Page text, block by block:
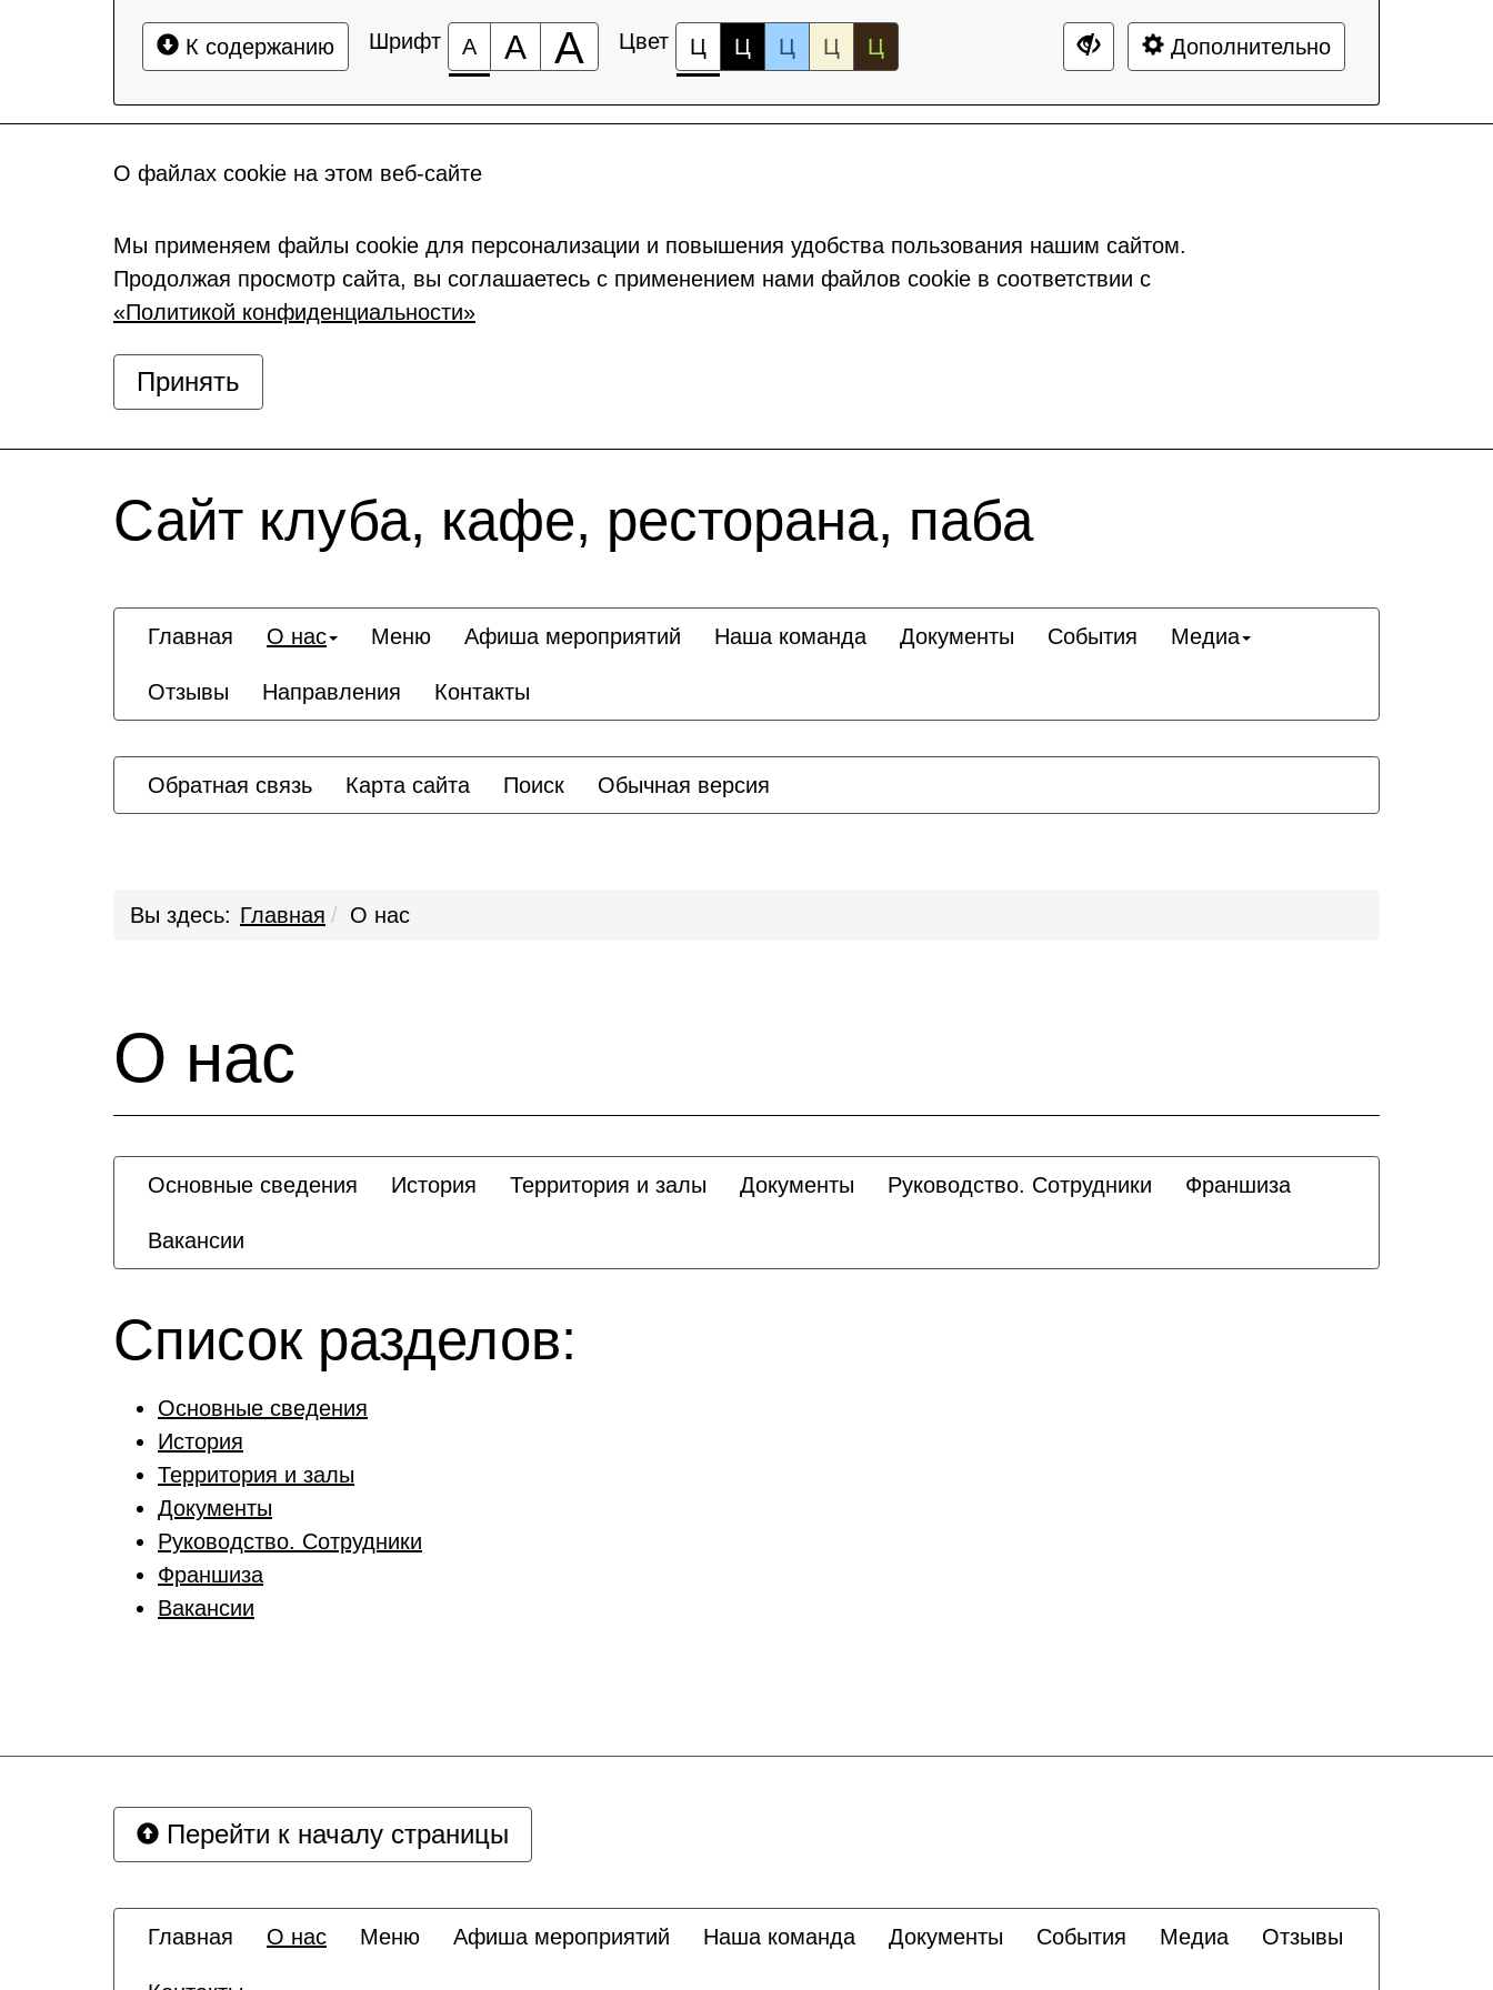
К содержанию Шрифт А А А Цвет Ц Ц Ц Ц Ц Дополнительно
О файлах cookie на этом веб-сайте
Мы применяем файлы cookie для персонализации и повышения удобства пользования нашим сайтом.
Продолжая просмотр сайта, вы соглашаетесь с применением нами файлов cookie в соответствии с
«Политикой конфиденциальности»
Принять
Сайт клуба, кафе, ресторана, паба
Главная О нас Меню Афиша мероприятий Наша команда Документы События Медиа
Отзывы Направления Контакты
Обратная связь Карта сайта Поиск Обычная версия
Вы здесь: Главная О нас
О нас
Основные сведения История Территория и залы Документы Руководство. Сотрудники Франшиза
Вакансии
Список разделов:
Основные сведения
История
Территория и залы
Документы
Руководство. Сотрудники
Франшиза
Вакансии
Перейти к началу страницы
Главная О нас Меню Афиша мероприятий Наша команда Документы События Медиа Отзывы